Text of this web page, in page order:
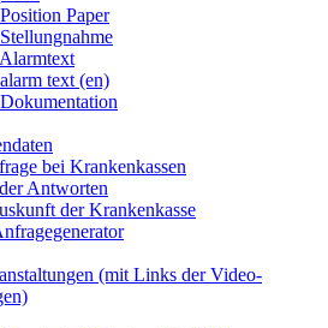
Paper
text (en)
bei Krankenkassen
Antworten
der Krankenkasse
(mit Links der Video-